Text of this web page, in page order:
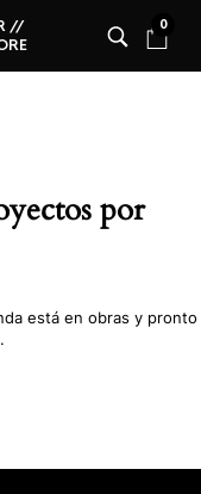
//
0
por
está en obras y pronto